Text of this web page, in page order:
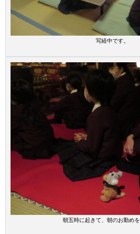
写経中です。
朝五時に起きて、朝のお勤めを